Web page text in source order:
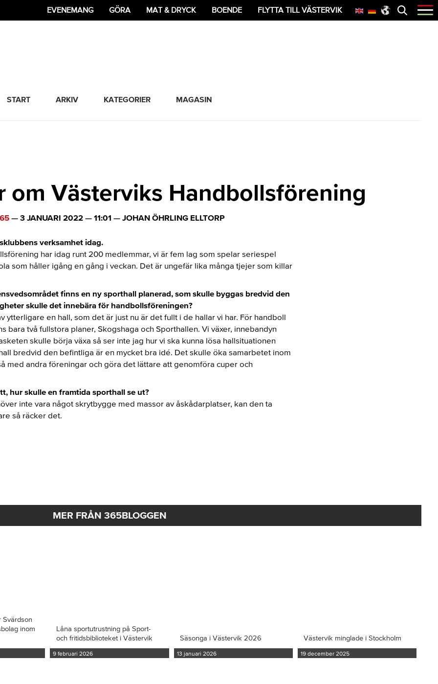
Öppna
menyn
EVENEMANG GÖRA MAT & DRYCK BOENDE FLYTTA TILL VÄSTERVIK
START ARKIV KATEGORIER MAGASIN
om Västerviks Handbollsförening
— 3 JANUARI 2022— 11:01 — JOHAN ÖHRLING ELLTORP
verksamhet idag.
har idag runt 200 medlemmar, vi är fem lag som spelar seriespel
som håller igång en gång i veckan. Det är ungefär lika många tjejer som killar
finns en ny sporthall planerad, som skulle byggas bredvid den
skulle det innebära för handbollsföreningen?
ytterligare en hall, som det är just nu är det fullt i de hallar vi har. För handboll
bara två fullstora planer, Skogshaga och Sporthallen. Vi växer, innebandyn
skulle börja växa så ser inte jag hur vi ska kunna lösa hallsituationen
bredvid den befintliga är en mycket bra idé. Det skulle öka samarbetet inom
med andra föreningar och göra det lättare att genomföra cuper och
hur skulle en framtida sporthall se ut?
inte vara något skrytbygge med massor av åskådarplatser, kan den ta
så räcker det.
MER FRÅN 365BLOGGEN
Svärdson
inom
Låna sportutrustning på Sport-
och fritidsbiblioteket i Västervik
9 februari 2026
Säsonga i Västervik 2026
13 januari 2026
Västervik minglade i Stockholm
19 december 2025